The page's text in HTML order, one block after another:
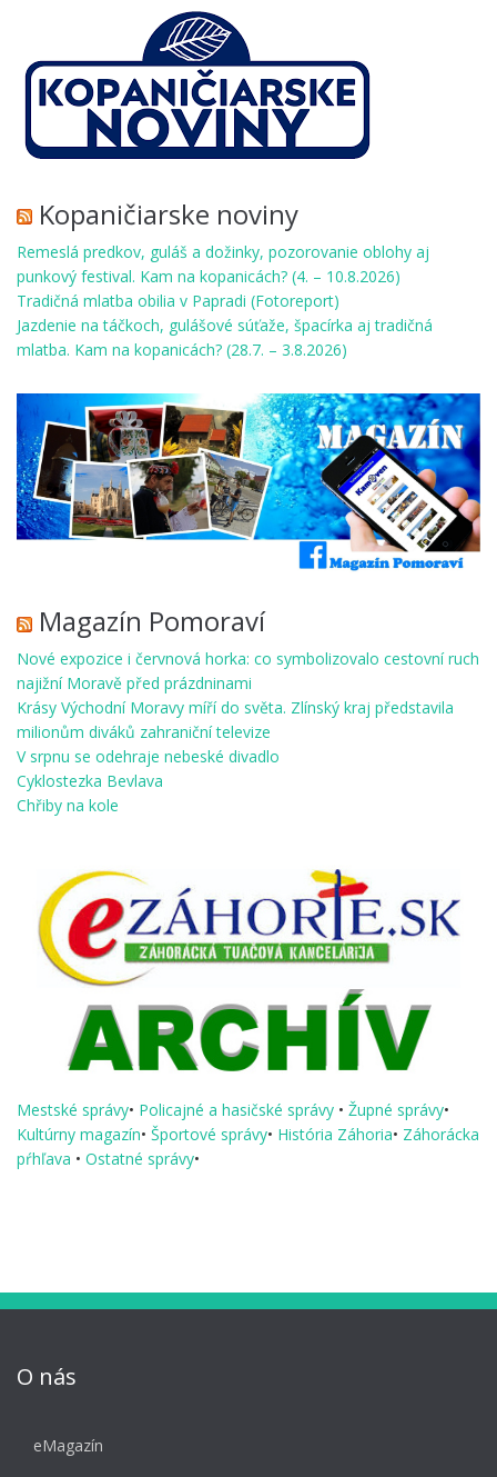
Kopaničiarske noviny
Remeslá predkov, guláš a dožinky, pozorovanie oblohy aj
punkový festival. Kam na kopanicách? (4. – 10.8.2026)
Tradičná mlatba obilia v Papradi (Fotoreport)
Jazdenie na táčkoch, gulášové súťaže, špacírka aj tradičná
mlatba. Kam na kopanicách? (28.7. – 3.8.2026)
Magazín Pomoraví
Nové expozice i červnová horka: co symbolizovalo cestovní ruch
najižní Moravě před prázdninami
Krásy Východní Moravy míří do světa. Zlínský kraj představila
milionům diváků zahraniční televize
V srpnu se odehraje nebeské divadlo
Cyklostezka Bevlava
Chřiby na kole
Mestské správy• Policajné a hasičské správy • Župné správy•
Kultúrny magazín• Športové správy• História Záhoria• Záhorácka
pŕhľava • Ostatné správy•
O nás
eMagazín